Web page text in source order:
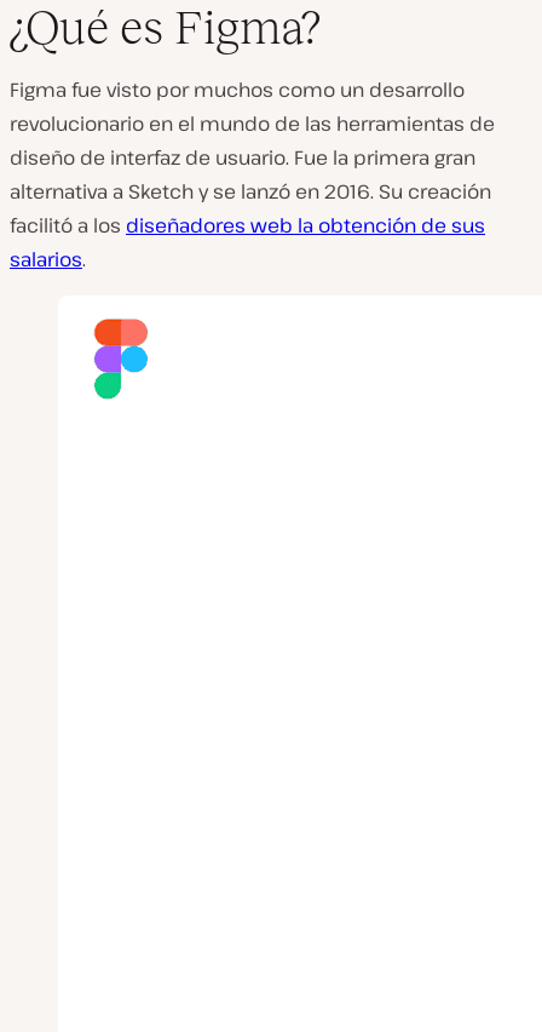
¿Qué es Figma?
Figma fue visto por muchos como un desarrollo
revolucionario en el mundo de las herramientas de
diseño de interfaz de usuario. Fue la primera gran
alternativa a Sketch y se lanzó en 2016. Su creación
facilitó a los diseñadores web la obtención de sus
salarios.